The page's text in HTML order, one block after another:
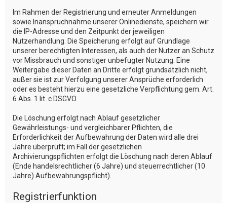
Im Rahmen der Registrierung und erneuter Anmeldungen
sowie Inanspruchnahme unserer Onlinedienste, speichern wir
die IP-Adresse und den Zeitpunkt der jeweiligen
Nutzerhandlung. Die Speicherung erfolgt auf Grundlage
unserer berechtigten Interessen, als auch der Nutzer an Schutz
vor Missbrauch und sonstiger unbefugter Nutzung. Eine
Weitergabe dieser Daten an Dritte erfolgt grundsätzlich nicht,
außer sie ist zur Verfolgung unserer Ansprüche erforderlich
oder es besteht hierzu eine gesetzliche Verpflichtung gem. Art.
6 Abs. 1 lit. c DSGVO.
Die Löschung erfolgt nach Ablauf gesetzlicher
Gewährleistungs- und vergleichbarer Pflichten, die
Erforderlichkeit der Aufbewahrung der Daten wird alle drei
Jahre überprüft; im Fall der gesetzlichen
Archivierungspflichten erfolgt die Löschung nach deren Ablauf
(Ende handelsrechtlicher (6 Jahre) und steuerrechtlicher (10
Jahre) Aufbewahrungspflicht).
Registrierfunktion